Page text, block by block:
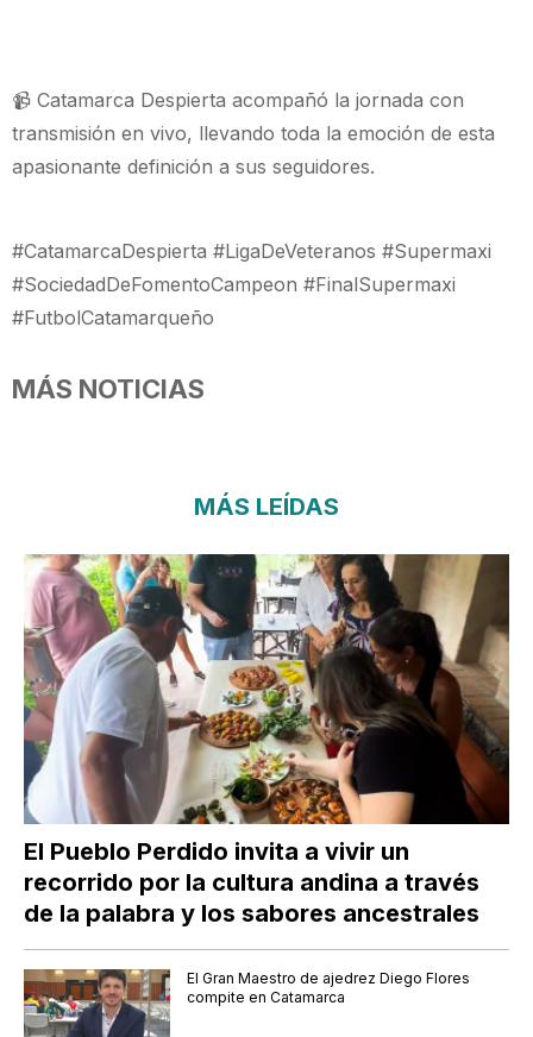
📹 Catamarca Despierta acompañó la jornada con
transmisión en vivo, llevando toda la emoción de esta
apasionante definición a sus seguidores.
#CatamarcaDespierta #LigaDeVeteranos #Supermaxi
#SociedadDeFomentoCampeon #FinalSupermaxi
#FutbolCatamarqueño
MÁS NOTICIAS
MÁS LEÍDAS
El Pueblo Perdido invita a vivir un
recorrido por la cultura andina a través
de la palabra y los sabores ancestrales
El Gran Maestro de ajedrez Diego Flores
compite en Catamarca